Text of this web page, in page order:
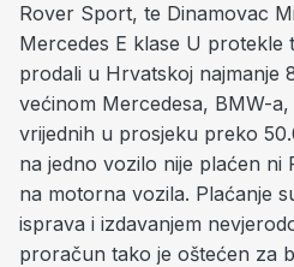
Rover Sport, te Dinamovac
Mercedes E klase U protekle
prodali u Hrvatskoj najmanje
većinom Mercedesa, BMW-
vrijednih u prosjeku preko
na jedno vozilo nije plaćen ni
na motorna vozila. Plaćanje
isprava i izdavanjem
proračun tako je oštećen za